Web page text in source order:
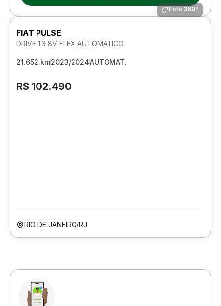
Foto 360º
FIAT PULSE
DRIVE 1.3 8V FLEX AUTOMATICO
21.652 km2023/2024AUTOMAT.
R$ 102.490
RIO DE JANEIRO/RJ